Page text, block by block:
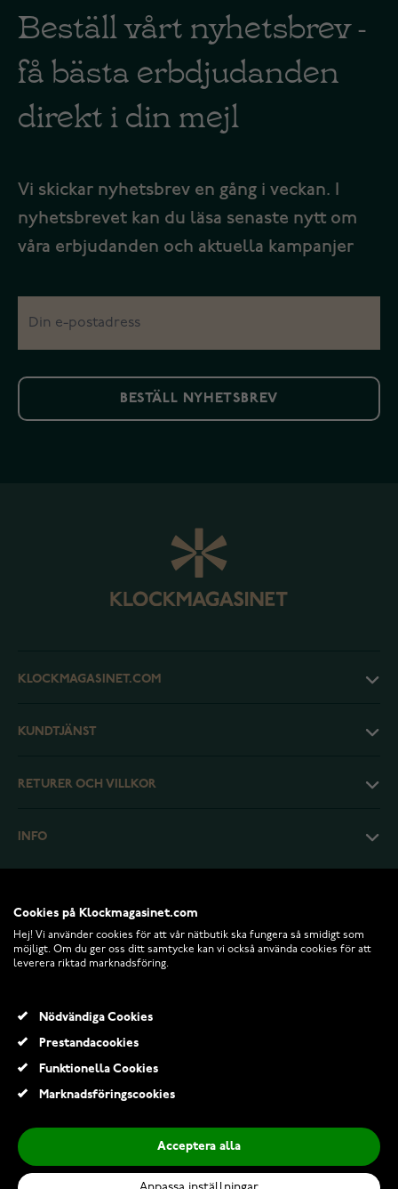
Beställ vårt nyhetsbrev -
få bästa erbdjudanden
direkt i din mejl
Vi skickar nyhetsbrev en gång i veckan. I
nyhetsbrevet kan du läsa senaste nytt om
våra erbjudanden och aktuella kampanjer
BESTÄLL NYHETSBREV
KLOCKMAGASINET.COM
KUNDTJÄNST
RETURER OCH VILLKOR
INFO
Lägg till i kundvagn
Cookies på Klockmagasinet.com
Hej! Vi använder cookies för att vår nätbutik ska fungera så smidigt som
möjligt. Om du ger oss ditt samtycke kan vi också använda cookies för att
leverera riktad marknadsföring.
Nödvändiga Cookies
Prestandacookies
Funktionella Cookies
Marknadsföringscookies
Acceptera alla